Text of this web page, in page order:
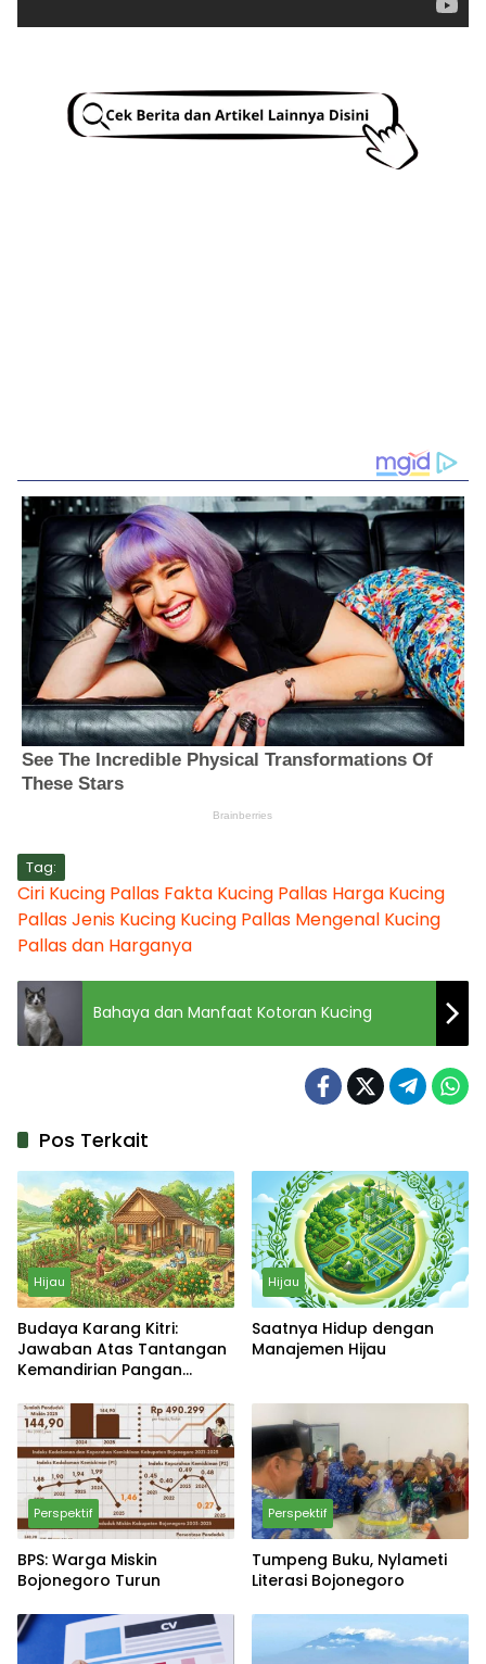
Tag:
Ciri Kucing Pallas Fakta Kucing Pallas Harga Kucing
PallasJenis Kucing Kucing Pallas Mengenal Kucing
Pallas dan Harganya
Bahaya dan Manfaat Kotoran Kucing
Pos Terkait
Hijau
Budaya Karang Kitri:
Jawaban Atas Tantangan
Kemandirian Pangan
Hijau
Saatnya Hidup dengan
Manajemen Hijau
Perspektif
BPS: Warga Miskin
Bojonegoro Turun
Perspektif
Tumpeng Buku, Nylameti
Literasi Bojonegoro